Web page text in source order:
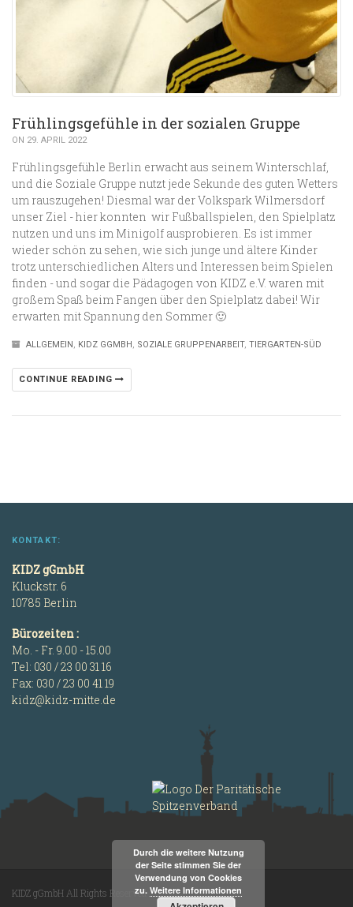
Frühlingsgefühle in der sozialen Gruppe
ON 29. APRIL 2022
Frühlingsgefühle Berlin erwacht aus seinem Winterschlaf,
und die Soziale Gruppe nutzt jede Sekunde des guten Wetters
um rauszugehen! Diesmal war der Volkspark Wilmersdorf
unser Ziel - hier konnten wir Fußballspielen, den Spielplatz
nutzen und uns im Minigolf ausprobieren. Es ist immer
wieder schön zu sehen, wie sich junge und ältere Kinder
trotz unterschiedlichen Alters und Interessen beim Spielen
finden - und sogar die Pädagogen von KIDZ e.V. waren mit
großem Spaß beim Fangen über den Spielplatz dabei! Wir
erwarten mit Spannung den Sommer 🙂
ALLGEMEIN, KIDZ GGMBH, SOZIALE GRUPPENARBEIT, TIERGARTEN-SÜD
CONTINUE READING
KONTAKT:
KIDZ gGmbH
Kluckstr. 6
10785 Berlin
Bürozeiten :
Mo. - Fr. 9.00 - 15.00
Tel: 030 / 23 00 31 16
Fax: 030 / 23 00 41 19
kidz@kidz-mitte.de
KIDZ gGmbH All Rights Reserved
Durch die weitere Nutzung
der Seite stimmen Sie der
Verwendung von Cookies
zu. Weitere Informationen